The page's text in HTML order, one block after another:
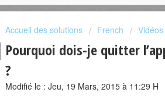
Accueil des solutions French Vidéos
Pourquoi dois-je quitter
?
Modifié le : Jeu, 19 Mars, 2015 à 11:29 H